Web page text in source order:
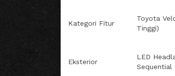
Kategori Fitur
Toyota
Tinggi)
Eksterior
LED
Sequential